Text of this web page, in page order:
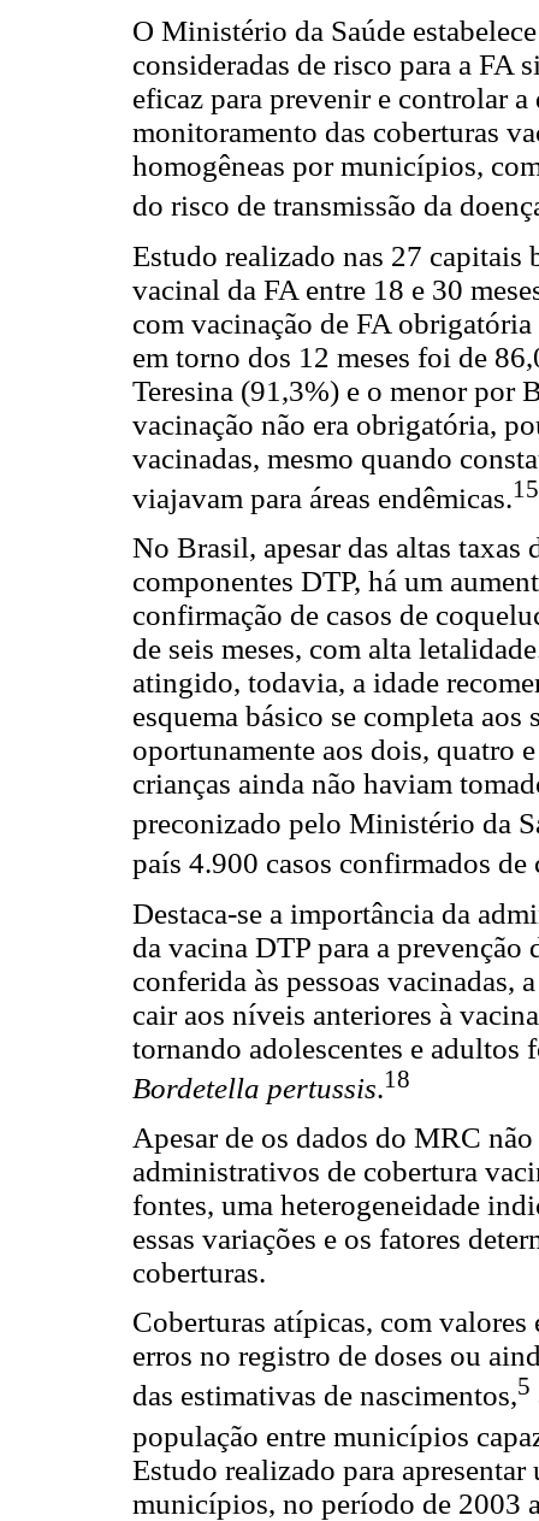
O Ministério da Saúde
consideradas de risco para a FA
eficaz para prevenir e controlar
monitoramento das coberturas
homogêneas por municípios,
do risco de transmissão da
Estudo realizado nas 27 capitais
vacinal da FA entre 18 e 30
com vacinação de FA
em torno dos 12 meses foi de
Teresina (91,3%) e o menor por
vacinação não era obrigatória,
vacinadas, mesmo quando
viajavam para áreas endêmicas.15
No Brasil, apesar das altas
componentes DTP, há um
confirmação de casos de
de seis meses, com alta
atingido, todavia, a idade
esquema básico se completa aos
oportunamente aos dois, quatro
crianças ainda não haviam
preconizado pelo Ministério da
país 4.900 casos confirmados de
Destaca-se a importância da
da vacina DTP para a
conferida às pessoas
cair aos níveis anteriores à
tornando adolescentes e adultos
Bordetella pertussis.18
Apesar de os dados do MRC
administrativos de cobertura
fontes, uma heterogeneidade
essas variações e os fatores
coberturas.
Coberturas atípicas, com valores
erros no registro de doses ou
das estimativas de nascimentos,5
população entre municípios
Estudo realizado para
municípios, no período de 2003